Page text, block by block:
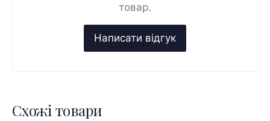
товар.
Схожі товари